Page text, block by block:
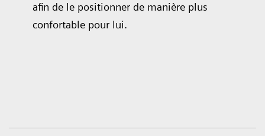
afin de le positionner de manière plus
confortable pour lui.